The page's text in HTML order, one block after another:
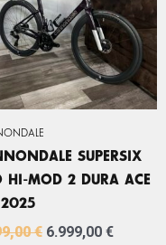
SUPERSIX
HI-MOD 2 DURA ACE
2025
€
9.999,00 €.
6.999,00 €